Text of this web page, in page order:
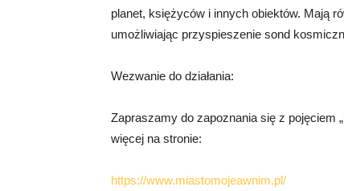
planet, księżyców i innych obiektów. Mają
umożliwiając przyspieszenie sond
Wezwanie do działania:
Zapraszamy do zapoznania się z pojęciem
więcej na stronie:
https://www.miastomojeawnim.pl/